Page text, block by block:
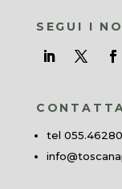
SEGUI I
tel